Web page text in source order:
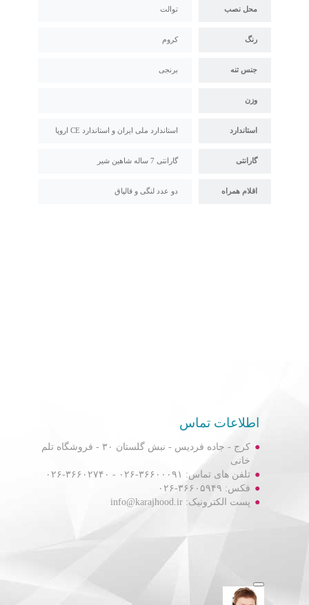
محل نصب توالت
رنگ کروم
جنس تنه برنجی
وزن
استاندارد استاندارد ملی ایران و استاندارد CE اروپا
گارانتی گارانتی 7 ساله شاهین شیر
اقلام همراه دو عدد لنگی و قالپاق
اطلاعات تماس
کرج - جاده فردیس - نبش گلستان ۳۰ - فروشگاه تلم
خانی
تلفن های تماس: ۳۶۶۰۰۰۹۱-۰۲۶ - ۳۶۶۰۲۷۴۰-۰۲۶
فکس: ۳۶۶۰۵۹۴۹-۰۲۶
پست الکترونیک: info@karajhood.ir